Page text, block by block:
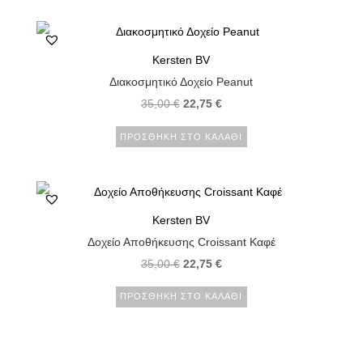
Kersten BV
Διακοσμητικό Δοχείο Peanut
35,00€ 22,75 €
ΠΡΟΣΘΉΚΗ ΣΤΟ ΚΑΛΆΘΙ
Kersten BV
Δοχείο Αποθήκευσης Croissant Καφέ
35,00€ 22,75 €
ΠΡΟΣΘΉΚΗ ΣΤΟ ΚΑΛΆΘΙ